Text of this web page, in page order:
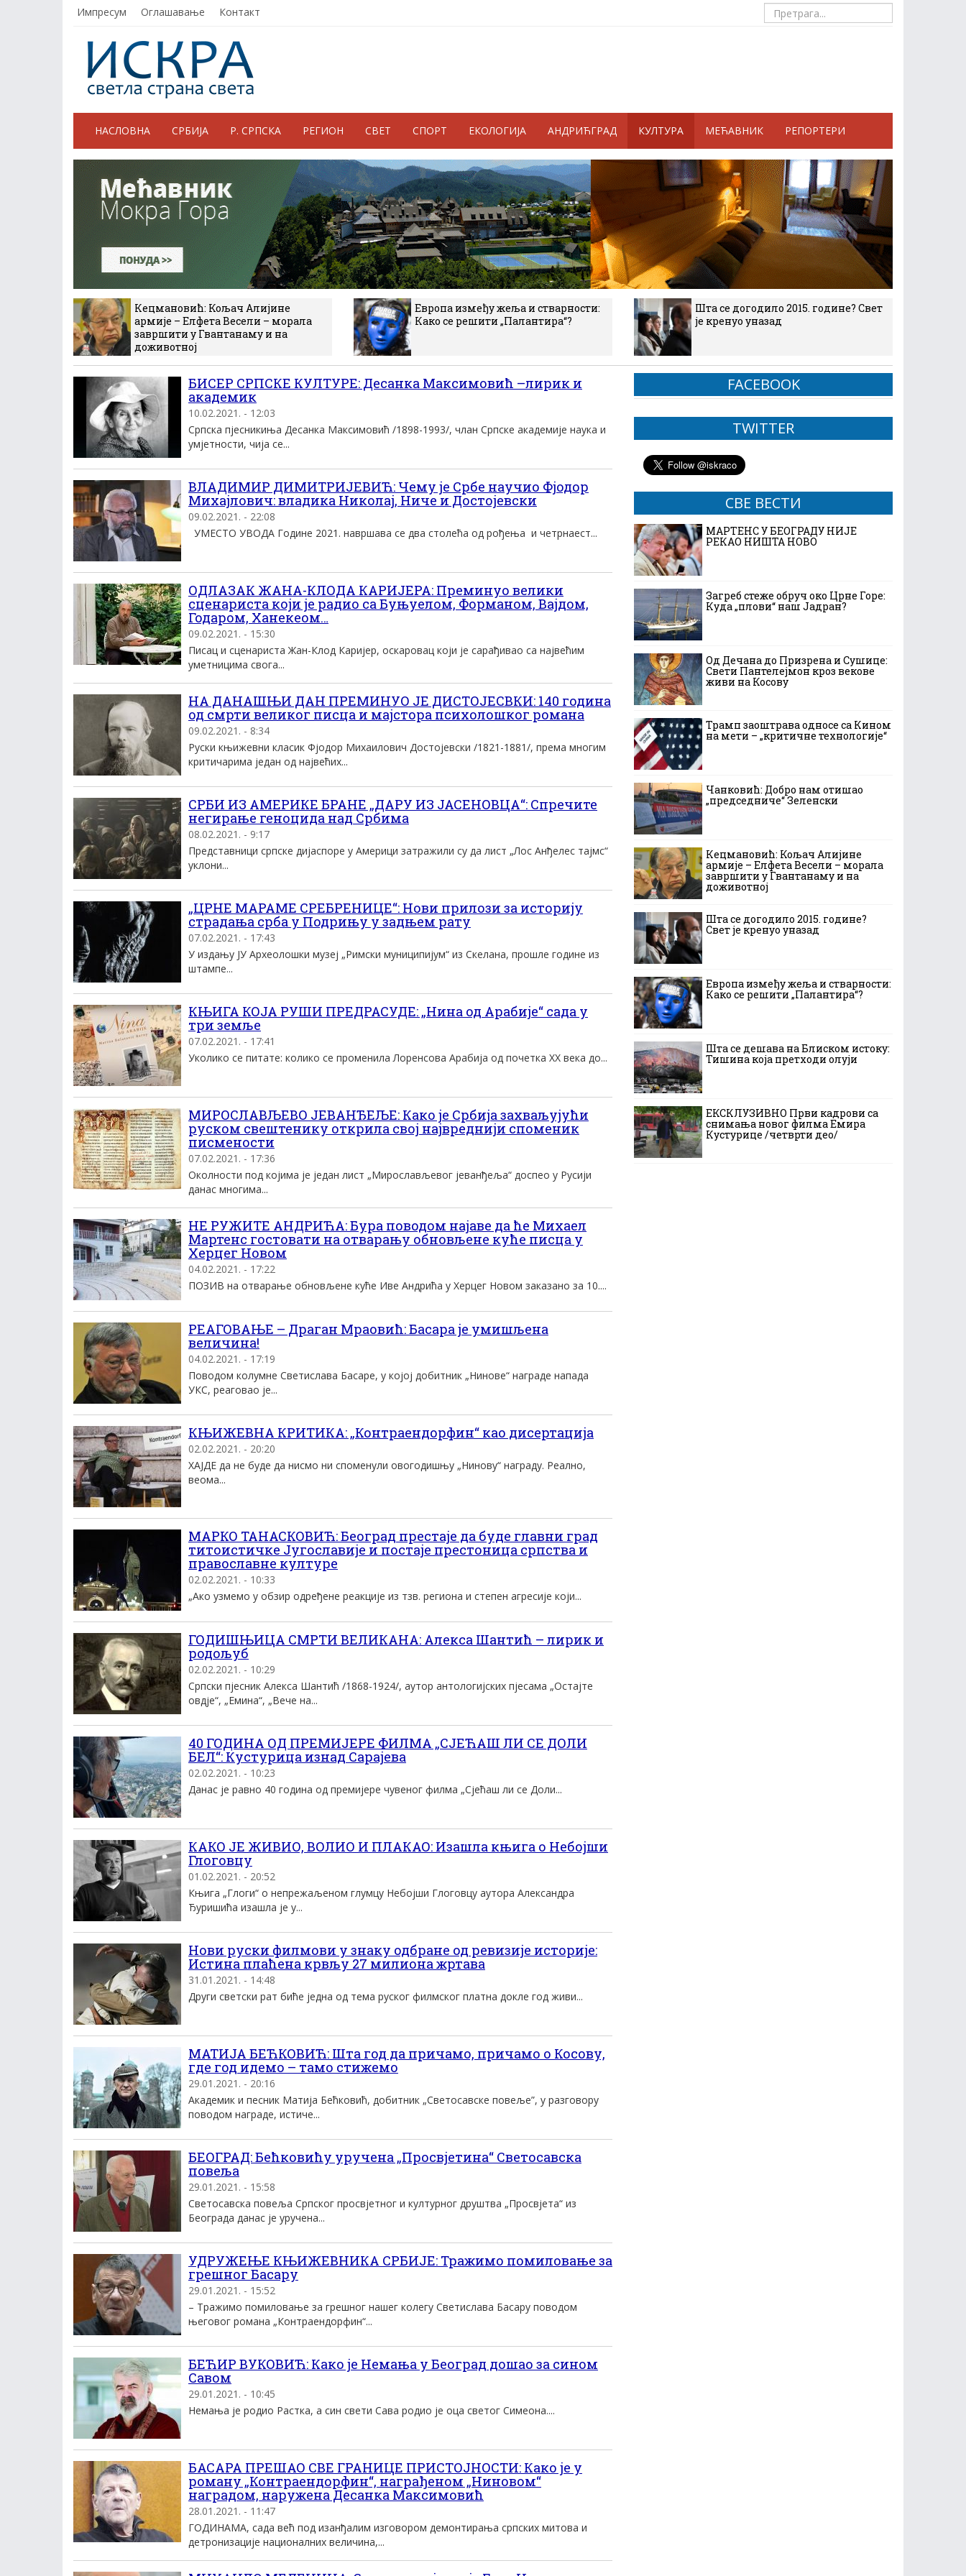
Импресум Оглашавање Контакт
НАСЛОВНА СРБИЈА Р. СРПСКА РЕГИОН СВЕТ СПОРТ ЕКОЛОГИЈА АНДРИЋГРАД КУЛТУРА МЕЋАВНИК РЕПОРТЕРИ
Кецмановић: Кољач Алијине
армије – Елфета Весели – морала
завршити у Гвантанаму и на
доживотној
Европа између жеља и стварности:
Како се решити „Палантира“?
Шта се догодило 2015. године? Свет
је кренуо уназад
БИСЕР СРПСКЕ КУЛТУРЕ: Десанка Максимовић –лирик и
академик
10.02.2021. - 12:03
Српска пјесникиња Десанка Максимовић /1898-1993/, члан Српске академије наука и
умјетности, чија се...
ВЛАДИМИР ДИМИТРИЈЕВИЋ: Чему је Србе научио Фјодор
Михајлович: владика Николај, Ниче и Достојевски
09.02.2021. - 22:08
УМЕСТО УВОДА Године 2021. навршава се два столећа од рођења и четрнаест...
ОДЛАЗАК ЖАНА-КЛОДА КАРИЈЕРА: Преминуо велики
сценариста који је радио са Буњуелом, Форманом, Вајдом,
Годаром, Ханекеом…
09.02.2021. - 15:30
Писац и сценариста Жан-Клод Каријер, оскаровац који је сарађивао са највећим
уметницима свога...
НА ДАНАШЊИ ДАН ПРЕМИНУО ЈЕ ДИСТОЈЕСВКИ: 140 година
од смрти великог писца и мајстора психолошког романа
09.02.2021. - 8:34
Руски књижевни класик Фјодор Михаилович Достојевски /1821-1881/, према многим
критичарима један од највећих...
СРБИ ИЗ АМЕРИКЕ БРАНЕ „ДАРУ ИЗ ЈАСЕНОВЦА“: Спречите
негирање геноцида над Србима
08.02.2021. - 9:17
Представници српске дијаспоре у Америци затражили су да лист „Лос Анђелес тајмс“
уклони...
„ЦРНЕ МАРАМЕ СРЕБРЕНИЦЕ“: Нови прилози за историју
страдања срба у Подрињу у задњем рату
07.02.2021. - 17:43
У издању ЈУ Археолошки музеј „Римски муниципијум“ из Скелана, прошле године из
штампе...
КЊИГА КОЈА РУШИ ПРЕДРАСУДЕ: „Нина од Арабије“ сада у
три земље
07.02.2021. - 17:41
Уколико се питате: колико се променила Лоренсова Арабија од почетка XX века до...
МИРОСЛАВЉЕВО ЈЕВАНЂЕЉЕ: Како је Србија захваљујући
руском свештенику открила свој највреднији споменик
писмености
07.02.2021. - 17:36
Околности под којима је један лист „Мирослављевог јеванђеља“ доспео у Русији
данас многима...
НЕ РУЖИТЕ АНДРИЋА: Бура поводом најаве да ће Михаел
Мартенс гостовати на отварању обновљене куће писца у
Херцег Новом
04.02.2021. - 17:22
ПОЗИВ на отварање обновљене куће Иве Андрића у Херцег Новом заказано за 10....
РЕАГОВАЊЕ – Драган Мраовић: Басара је умишљена
величина!
04.02.2021. - 17:19
Поводом колумне Светислава Басаре, у којој добитник „Нинове“ награде напада
УКС, реаговао је...
КЊИЖЕВНА КРИТИКА: „Контраендорфин“ као дисертација
02.02.2021. - 20:20
ХАЈДЕ да не буде да нисмо ни споменули овогодишњу „Нинову“ награду. Реално,
веома...
МАРКО ТАНАСКОВИЋ: Београд престаје да буде главни град
титоистичке Југославије и постаје престоница српства и
православне културе
02.02.2021. - 10:33
„Ако узмемо у обзир одређене реакције из тзв. региона и степен агресије који...
ГОДИШЊИЦА СМРТИ ВЕЛИКАНА: Алекса Шантић – лирик и
родољуб
02.02.2021. - 10:29
Српски пјесник Алекса Шантић /1868-1924/, аутор антологијских пјесама „Остајте
овдје“, „Емина“, „Вече на...
40 ГОДИНА ОД ПРЕМИЈЕРЕ ФИЛМА „СЈЕЋАШ ЛИ СЕ ДОЛИ
БЕЛ“: Кустурица изнад Сарајева
02.02.2021. - 10:23
Данас је равно 40 година од премијере чувеног филма „Сјећаш ли се Доли...
КАКО ЈЕ ЖИВИО, ВОЛИО И ПЛАКАО: Изашла књига о Небојши
Глоговцу
01.02.2021. - 20:52
Књига „Глоги“ о непрежаљеном глумцу Небојши Глоговцу аутора Александра
Ђуришића изашла је у...
Нови руски филмови у знаку одбране од ревизије историје:
Истина плаћена крвљу 27 милиона жртава
31.01.2021. - 14:48
Други светски рат биће једна од тема руског филмског платна докле год живи...
МАТИЈА БЕЋКОВИЋ: Шта год да причамо, причамо о Косову,
где год идемо – тамо стижемо
29.01.2021. - 20:16
Академик и песник Матија Бећковић, добитник „Светосавске повеље”, у разговору
поводом награде, истиче...
БЕОГРАД: Бећковићу уручена „Просвјетина“ Светосавска
повеља
29.01.2021. - 15:58
Светосавска повеља Српског просвјетног и културног друштва „Просвјета“ из
Београда данас је уручена...
УДРУЖЕЊЕ КЊИЖЕВНИКА СРБИЈЕ: Тражимо помиловање за
грешног Басару
29.01.2021. - 15:52
– Тражимо помиловање за грешног нашег колегу Светислава Басару поводом
његовог романа „Контраендорфин“...
БЕЋИР ВУКОВИЋ: Како је Немања у Београд дошао за сином
Савом
29.01.2021. - 10:45
Немања је родио Растка, а син свети Сава родио је оца светог Симеона....
БАСАРА ПРЕШАО СВЕ ГРАНИЦЕ ПРИСТОЈНОСТИ: Како је у
роману „Контраендорфин“, награђеном „Ниновом“
наградом, наружена Десанка Максимовић
28.01.2021. - 11:47
ГОДИНАМА, сада већ под изанђалим изговором демонтирања српских митова и
детронизације националних величина,...
FACEBOOK
TWITTER
СВЕ ВЕСТИ
МАРТЕНС У БЕОГРАДУ НИЈЕ
РЕКАО НИШТА НОВО
Загреб стеже обруч око Црне Горе:
Куда „плови“ наш Јадран?
Од Дечана до Призрена и Сушице:
Свети Пантелејмон кроз векове
живи на Косову
Трамп заоштрава односе са Кином
на мети – „критичне технологије“
Чанковић: Добро нам отишао
„председниче“ Зеленски
Кецмановић: Кољач Алијине
армије – Елфета Весели – морала
завршити у Гвантанаму и на
доживотној
Шта се догодило 2015. године?
Свет је кренуо уназад
Европа између жеља и стварности:
Како се решити „Палантира“?
Шта се дешава на Блиском истоку:
Тишина која претходи олуји
ЕКСКЛУЗИВНО Први кадрови са
снимања новог филма Емира
Кустурице /четврти део/